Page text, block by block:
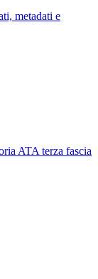
metadati e
ATA terza fascia